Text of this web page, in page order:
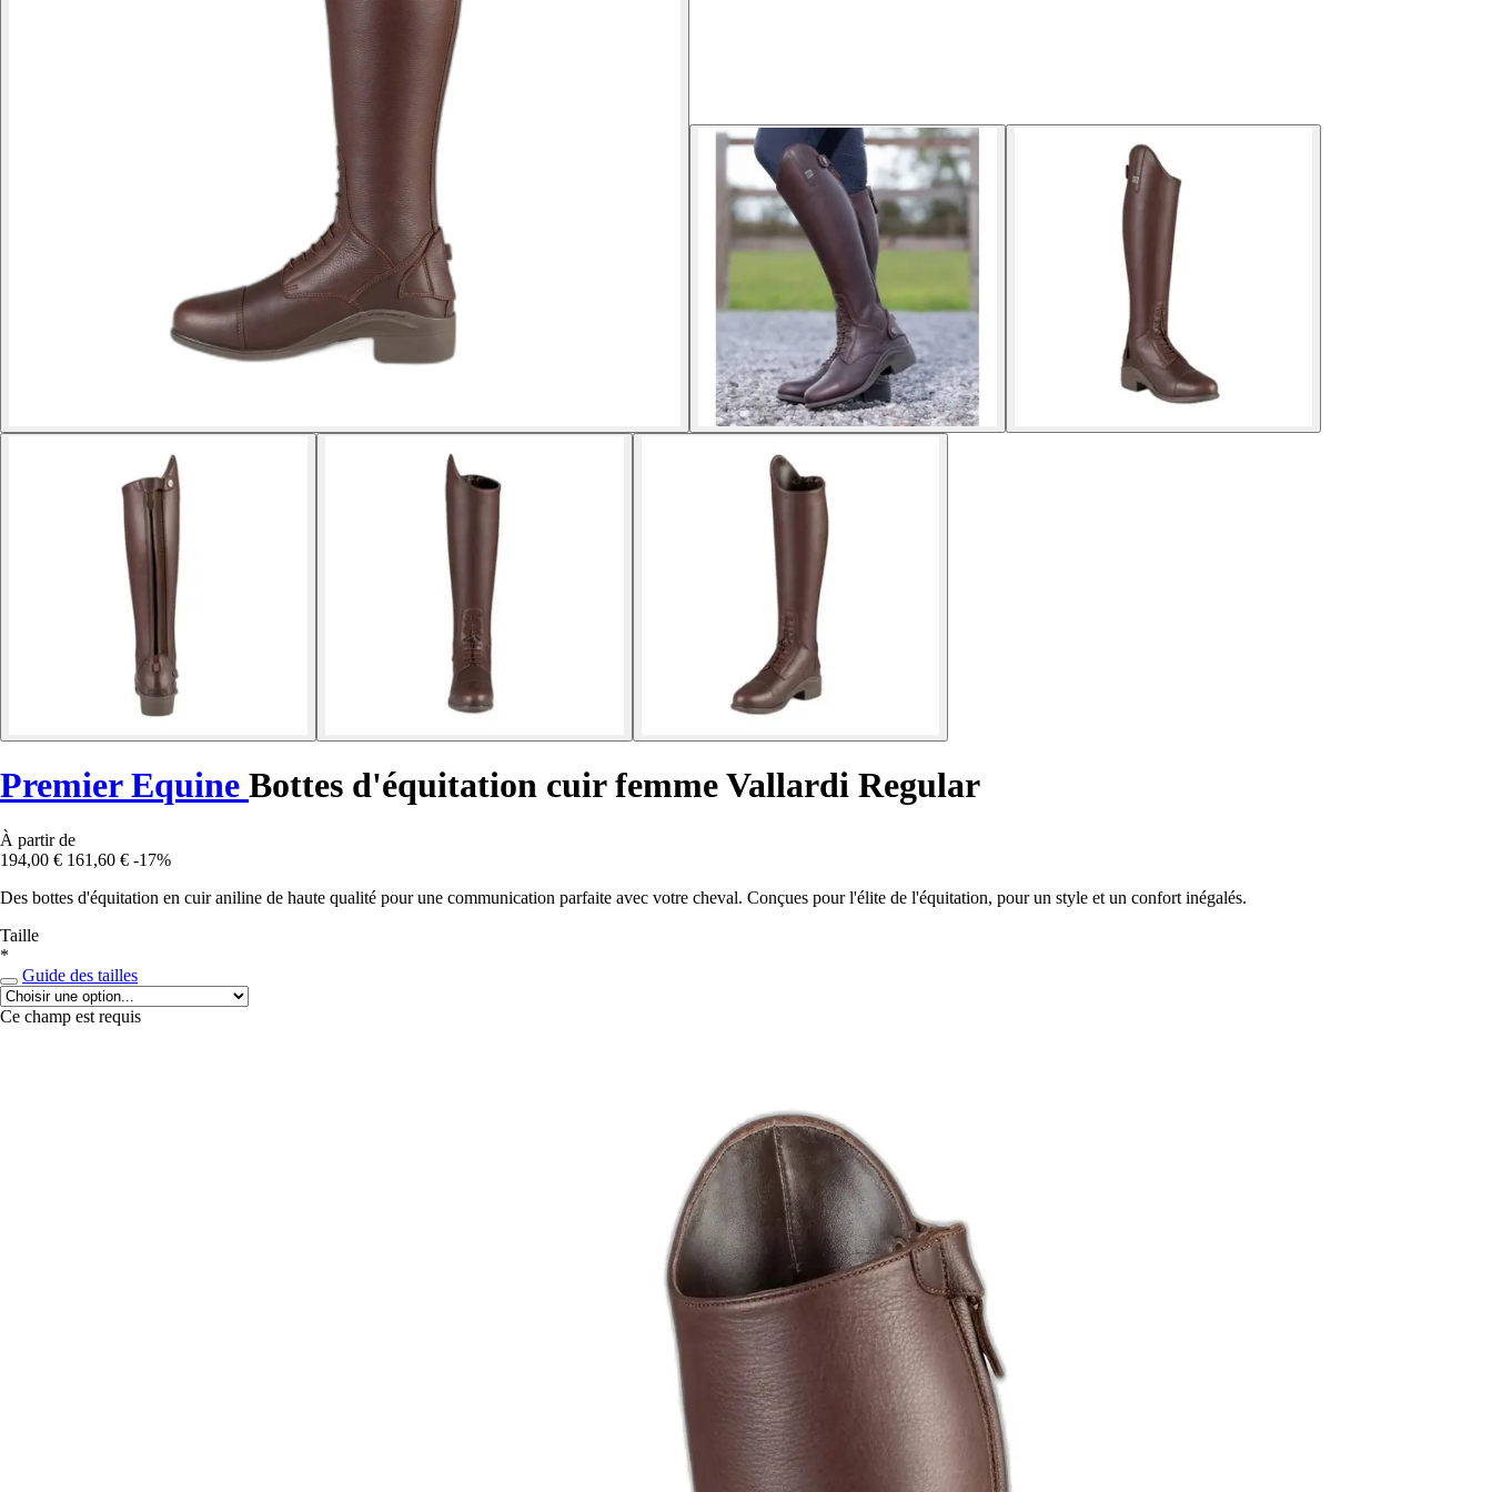
Premier Equine Bottes d'équitation cuir femme Vallardi Regular
À partir de
194,00 € 161,60 € -17%
Des bottes d'équitation en cuir aniline de haute qualité pour une communication parfaite avec votre cheval. Conçues pour l'élite de l'équitation, pour un style et un confort inégalés.
Taille
*
Guide des tailles
Ce champ est requis